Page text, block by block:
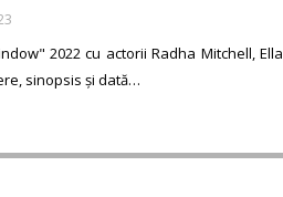
2022 cu actorii Radha Mitchell, Ella
sinopsis și dată…